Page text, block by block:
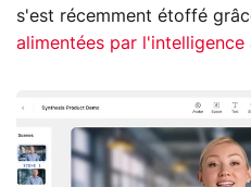
s'est récemment étoffé
alimentées par